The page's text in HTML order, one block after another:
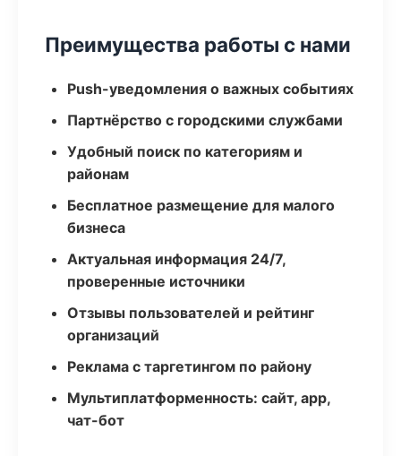
Преимущества работы с нами
Push-уведомления о важных событиях
Партнёрство с городскими службами
Удобный поиск по категориям и
районам
Бесплатное размещение для малого
бизнеса
Актуальная информация 24/7,
проверенные источники
Отзывы пользователей и рейтинг
организаций
Реклама с таргетингом по району
Мультиплатформенность: сайт, app,
чат-бот